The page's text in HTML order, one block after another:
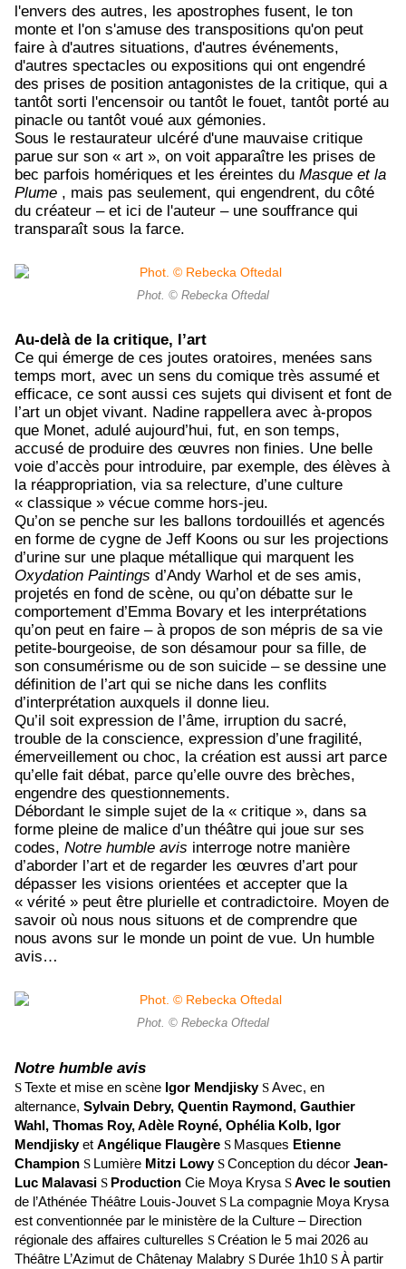
l'envers des autres, les apostrophes fusent, le ton
monte et l'on s'amuse des transpositions qu'on peut
faire à d'autres situations, d'autres événements,
d'autres spectacles ou expositions qui ont engendré
des prises de position antagonistes de la critique, qui a
tantôt sorti l'encensoir ou tantôt le fouet, tantôt porté au
pinacle ou tantôt voué aux gémonies.
Sous le restaurateur ulcéré d'une mauvaise critique
parue sur son « art », on voit apparaître les prises de
bec parfois homériques et les éreintes du Masque et la
Plume , mais pas seulement, qui engendrent, du côté
du créateur – et ici de l'auteur – une souffrance qui
transparaît sous la farce.
Phot. © Rebecka Oftedal
Au-delà de la critique, l’art
Ce qui émerge de ces joutes oratoires, menées sans
temps mort, avec un sens du comique très assumé et
efficace, ce sont aussi ces sujets qui divisent et font de
l’art un objet vivant. Nadine rappellera avec à-propos
que Monet, adulé aujourd’hui, fut, en son temps,
accusé de produire des œuvres non finies. Une belle
voie d’accès pour introduire, par exemple, des élèves à
la réappropriation, via sa relecture, d’une culture
« classique » vécue comme hors-jeu.
Qu’on se penche sur les ballons tordouillés et agencés
en forme de cygne de Jeff Koons ou sur les projections
d’urine sur une plaque métallique qui marquent les
Oxydation Paintings d’Andy Warhol et de ses amis,
projetés en fond de scène, ou qu’on débatte sur le
comportement d’Emma Bovary et les interprétations
qu’on peut en faire – à propos de son mépris de sa vie
petite-bourgeoise, de son désamour pour sa fille, de
son consumérisme ou de son suicide – se dessine une
définition de l’art qui se niche dans les conflits
d’interprétation auxquels il donne lieu.
Qu’il soit expression de l’âme, irruption du sacré,
trouble de la conscience, expression d’une fragilité,
émerveillement ou choc, la création est aussi art parce
qu’elle fait débat, parce qu’elle ouvre des brèches,
engendre des questionnements.
Débordant le simple sujet de la « critique », dans sa
forme pleine de malice d’un théâtre qui joue sur ses
codes, Notre humble avis interroge notre manière
d’aborder l’art et de regarder les œuvres d’art pour
dépasser les visions orientées et accepter que la
« vérité » peut être plurielle et contradictoire. Moyen de
savoir où nous nous situons et de comprendre que
nous avons sur le monde un point de vue. Un humble
avis…
Phot. © Rebecka Oftedal
Notre humble avis
STexte et mise en scène Igor Mendjisky SAvec, en
alternance, Sylvain Debry, Quentin Raymond, Gauthier
Wahl, Thomas Roy, Adèle Royné, Ophélia Kolb, Igor
Mendjiskyet Angélique Flaugère S Masques Etienne
Champion S Lumière Mitzi Lowy SConception du décor Jean-
Luc Malavasi S Production Cie Moya Krysa SAvec le soutien
de l’Athénée Théâtre Louis-Jouvet S La compagnie Moya Krysa
est conventionnée par le ministère de la Culture – Direction
régionale des affaires culturelles SCréation le 5 mai 2026 au
Théâtre L’Azimut de Châtenay Malabry S Durée 1h10 SÀ partir